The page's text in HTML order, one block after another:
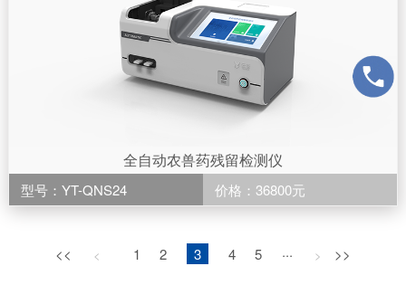
全自动农兽药残留检测仪
型号：YT-QNS24 价格：36800元
<< < 1 2 3 4 5 ··· > >>